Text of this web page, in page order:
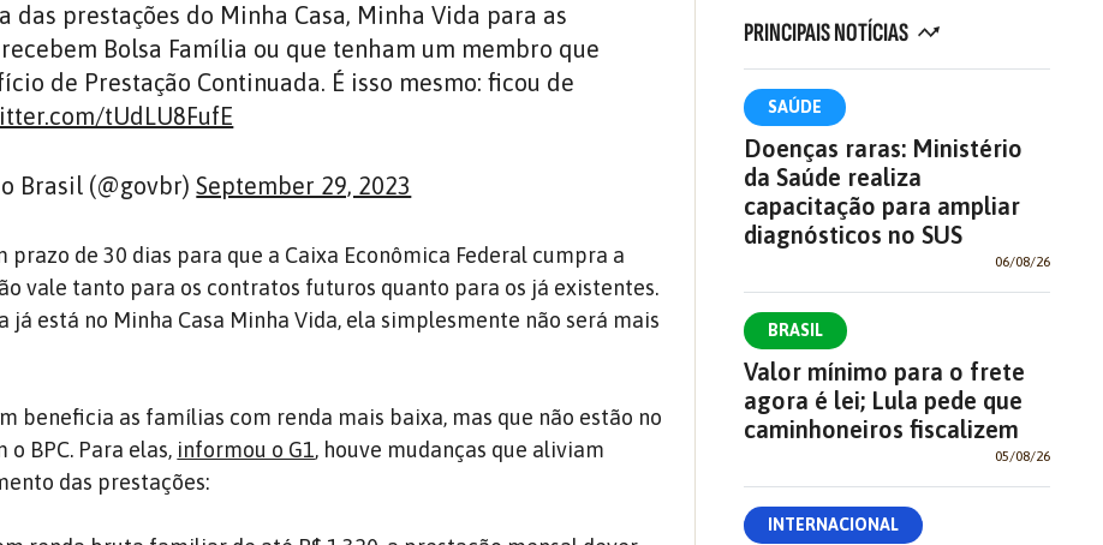
das prestações do Minha Casa, Minha Vida para as
Bolsa Família ou que tenham um membro que
de Prestação Continuada. É isso mesmo: ficou de
tUdLU8FufE
Brasil (@govbr)September 29, 2023
prazo de 30 dias para que a Caixa Econômica Federal cumpra a
vale tanto para os contratos futuros quanto para os já existentes.
já está no Minha Casa Minha Vida, ela simplesmente não será mais
beneficia as famílias com renda mais baixa, mas que não estão no
o BPC. Para elas, informou o G1, houve mudanças que aliviam
das prestações:
PRINCIPAIS NOTÍCIAS
SAÚDE
Doenças raras: Ministério
da Saúde realiza
capacitação para ampliar
diagnósticos no SUS
06/08/26
BRASIL
Valor mínimo para o frete
agora é lei; Lula pede que
caminhoneiros fiscalizem
05/08/26
INTERNACIONAL